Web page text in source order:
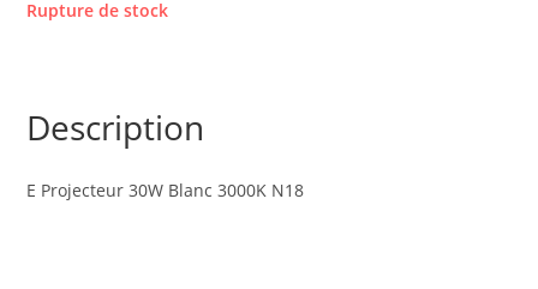
Rupture de stock
Description
E Projecteur 30W Blanc 3000K N18